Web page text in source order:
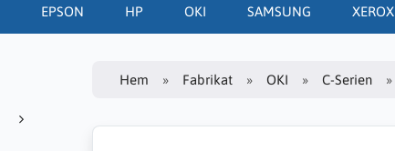
EPSON HP OKI SAMSUNG XEROX
Hem Fabrikat OKI C-Serien